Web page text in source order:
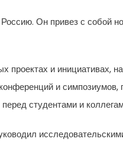
Он привез с собой
проектах и инициативах,
и
студентами и